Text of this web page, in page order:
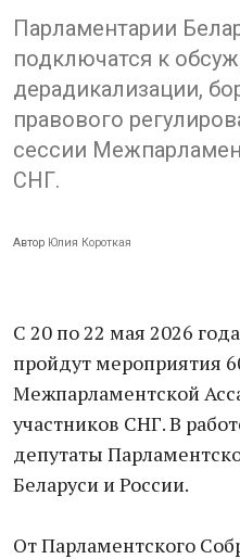
Парламентарии
подключатся к
дерадикализации,
правового
сессии
СНГ.
Автор Юлия Короткая
С 20 по 22 мая 2026
пройдут мероприятия
Межпарламентской
участников СНГ. В
депутаты
Беларуси и России.
От Парламентского